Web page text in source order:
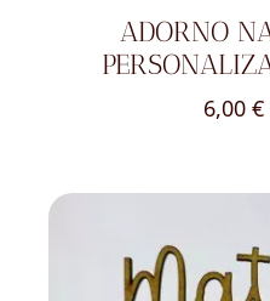
ADORNO
6,00 €